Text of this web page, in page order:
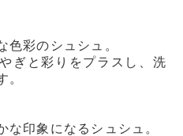
色彩のシュシュ。
ぎと彩りをプラスし、洗
。
な印象になるシュシュ。